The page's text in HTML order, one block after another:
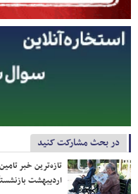
در بحث مشارکت کنید
تازه‌ترین خبر
اردیبهشت